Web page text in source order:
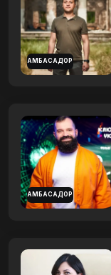
АМБАСАДОР
АМБАСАДОР